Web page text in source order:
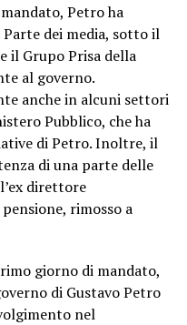
Petro ha
dei media, sotto il
il Grupo Prisa della
al governo.
anche in alcuni settori
Pubblico, che ha
di Petro. Inoltre, il
di una parte delle
direttore
rimosso a
giorno di mandato,
di Gustavo Petro
nel